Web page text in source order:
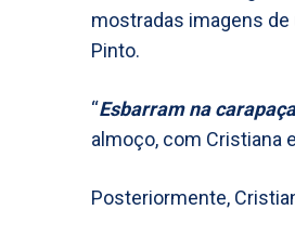
mostradas imagens
Pinto.
“Esbarram na
almoço, com Cristiana
Posteriormente,